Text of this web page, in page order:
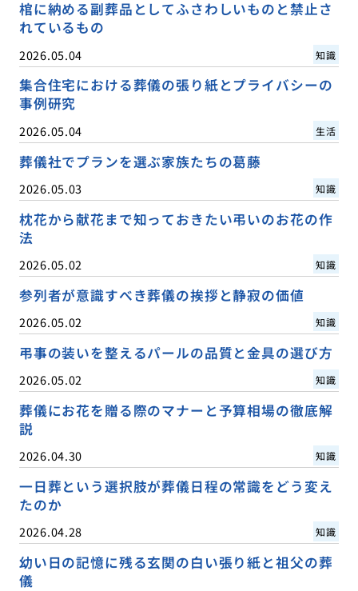
棺に納める副葬品としてふさわしいものと禁止さ
れているもの
2026.05.04 知識
集合住宅における葬儀の張り紙とプライバシーの
事例研究
2026.05.04 生活
葬儀社でプランを選ぶ家族たちの葛藤
2026.05.03 知識
枕花から献花まで知っておきたい弔いのお花の作
法
2026.05.02 知識
参列者が意識すべき葬儀の挨拶と静寂の価値
2026.05.02 知識
弔事の装いを整えるパールの品質と金具の選び方
2026.05.02 知識
葬儀にお花を贈る際のマナーと予算相場の徹底解
説
2026.04.30 知識
一日葬という選択肢が葬儀日程の常識をどう変え
たのか
2026.04.28 知識
幼い日の記憶に残る玄関の白い張り紙と祖父の葬
儀